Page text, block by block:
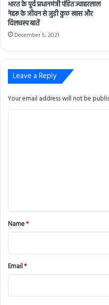
भारत के पूर्व प्रधानमंत्री पंडित ज्वाहरलाल
नेहरू के जीवन से जुड़ी कुछ खास और
दिलचस्प बातें
December 5, 2021
Leave a Reply
Your email address will not be
*
Name*
Email*